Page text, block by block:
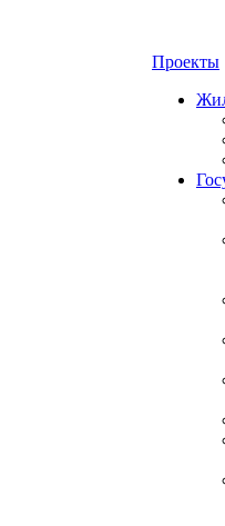
Проекты